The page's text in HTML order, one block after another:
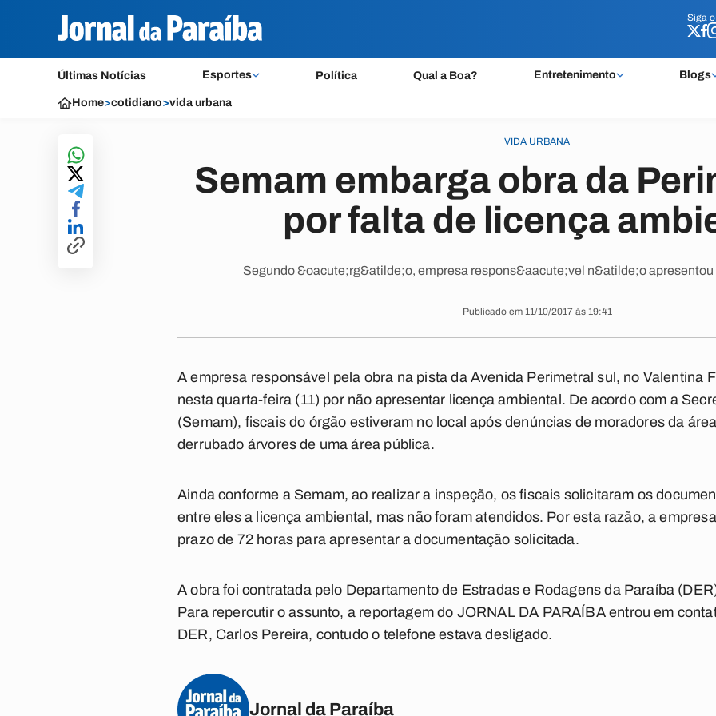
Siga o
Últimas Notícias Esportes Política Qual a Boa? Entretenimento Blogs
Siga o
Home>cotidiano>vida urbana
VIDA URBANA
Semam embarga obra da
por falta de licença
Segundo &oacute;rg&atilde;o, empresa respons&aacute;vel n&atilde;o
Publicado em 11/10/2017 às 19:41
A empresa responsável pela obra na pista da Avenida Perimetral sul, no Valentina
nesta quarta-feira (11) por não apresentar licença ambiental. De acordo com a
(Semam), fiscais do órgão estiveram no local após denúncias de moradores da
derrubado árvores de uma área pública.
Ainda conforme a Semam, ao realizar a inspeção, os fiscais solicitaram os
entre eles a licença ambiental, mas não foram atendidos. Por esta razão, a
prazo de 72 horas para apresentar a documentação solicitada.
A obra foi contratada pelo Departamento de Estradas e Rodagens da Paraíba
Para repercutir o assunto, a reportagem do JORNAL DA PARAÍBA entrou em
DER, Carlos Pereira, contudo o telefone estava desligado.
Jornal da Paraíba